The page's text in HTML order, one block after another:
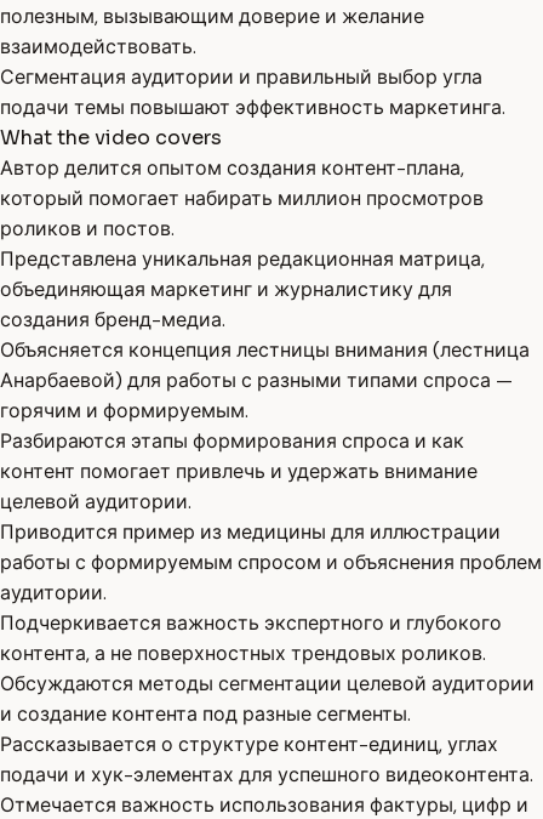
полезным, вызывающим доверие и желание
взаимодействовать.
Сегментация аудитории и правильный выбор угла
подачи темы повышают эффективность маркетинга.
What the video covers
Автор делится опытом создания контент-плана,
который помогает набирать миллион просмотров
роликов и постов.
Представлена уникальная редакционная матрица,
объединяющая маркетинг и журналистику для
создания бренд-медиа.
Объясняется концепция лестницы внимания (лестница
Анарбаевой) для работы с разными типами спроса —
горячим и формируемым.
Разбираются этапы формирования спроса и как
контент помогает привлечь и удержать внимание
целевой аудитории.
Приводится пример из медицины для иллюстрации
работы с формируемым спросом и объяснения проблем
аудитории.
Подчеркивается важность экспертного и глубокого
контента, а не поверхностных трендовых роликов.
Обсуждаются методы сегментации целевой аудитории
и создание контента под разные сегменты.
Рассказывается о структуре контент-единиц, углах
подачи и хук-элементах для успешного видеоконтента.
Отмечается важность использования фактуры, цифр и